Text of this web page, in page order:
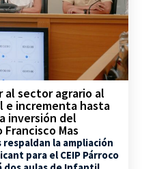
al sector agrario al
e incrementa hasta
inversión del
Mas
respaldan la ampliación
para el CEIP Párroco